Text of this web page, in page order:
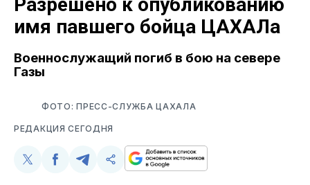
имя павшего бойца ЦАХАЛа
Военнослужащий погиб в бою на севере
Газы
ФОТО: ПРЕСС-СЛУЖБА ЦАХАЛА
РЕДАКЦИЯ СЕГОДНЯ
Поделиться
Поделиться
Поделиться
Скопируйте